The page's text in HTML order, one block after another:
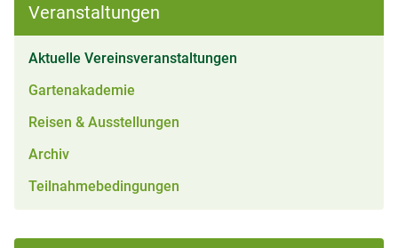
Veranstaltungen
Aktuelle Vereinsveranstaltungen
Gartenakademie
Reisen & Ausstellungen
Archiv
Teilnahmebedingungen